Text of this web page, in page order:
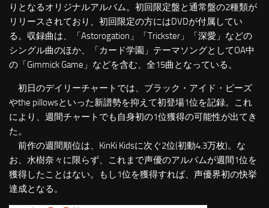
りとなるオリジナルアルバム。初回限定盤と通常盤の2種類が
リリースされており、初回限定の方にはDVDが付属してい
る。収録曲は、「Astorogation」「Trickster」「深愛」などの
シングル曲のほか、「カード学園」テーマソングとしてOA中
の「Gimmick Game」などを含む、全15曲となっている。
初日のデイリーチャートでは、ブラック・アイド・ピーズ
やthe pillowsといった新譜勢を抑えて初登場1位を記録。これ
により、週間チャートでも自身初の1位獲得の可能性が出てき
た。
前作の週間順位は、KinKi Kidsに次ぐ2位(初動4.3万枚)。な
お、水樹奈々に限らず、これまで声優のアルバムが週間1位を
獲得したことはない。もし1位を獲得すれば、声優界初の快挙
達成となる。